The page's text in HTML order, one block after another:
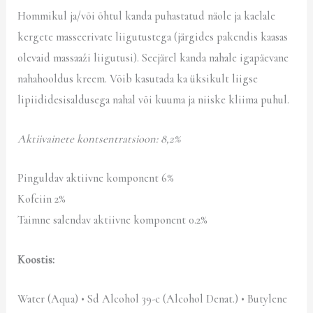
Hommikul ja/või õhtul kanda puhastatud näole ja kaelale
kergete masseerivate liigutustega (järgides pakendis kaasas
olevaid massaaži liigutusi). Seejärel kanda nahale igapäevane
nahahooldus kreem. Võib kasutada ka üksikult liigse
lipiididesisaldusega nahal või kuuma ja niiske kliima puhul.
Aktiivainete kontsentratsioon: 8,2%
Pinguldav aktiivne komponent 6%
Kofeiin 2%
Taimne salendav aktiivne komponent 0.2%
Koostis:
Water (Aqua) • Sd Alcohol 39-c (Alcohol Denat.) • Butylene